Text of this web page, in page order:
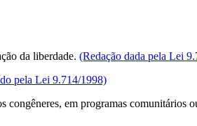
da liberdade. (Redação dada pela Lei
pela Lei 9.714/1998)
congêneres, em programas comunitários